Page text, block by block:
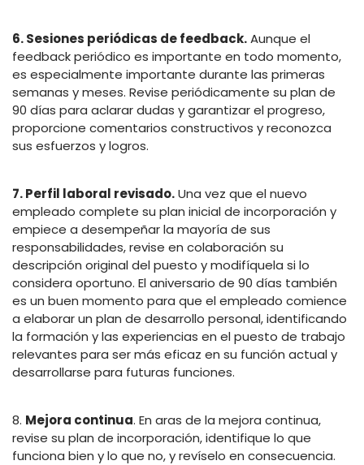
6. Sesiones periódicas de feedback.Aunque el
feedback periódico es importante en todo momento,
es especialmente importante durante las primeras
semanas y meses. Revise periódicamente su plan de
90 días para aclarar dudas y garantizar el progreso,
proporcione comentarios constructivos y reconozca
sus esfuerzos y logros.
7. Perfil laboral revisado.Una vez que el nuevo
empleado complete su plan inicial de incorporación y
empiece a desempeñar la mayoría de sus
responsabilidades, revise en colaboración su
descripción original del puesto y modifíquela si lo
considera oportuno. El aniversario de 90 días también
es un buen momento para que el empleado comience
a elaborar un plan de desarrollo personal, identificando
la formación y las experiencias en el puesto de trabajo
relevantes para ser más eficaz en su función actual y
desarrollarse para futuras funciones.
8. Mejora continua. En aras de la mejora continua,
revise su plan de incorporación, identifique lo que
funciona bien y lo que no, y revíselo en consecuencia.